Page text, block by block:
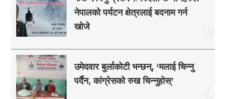
नेपालको पर्यटन क्षेत्रलाई बदनाम गर्न
खोजे
उमेदवार बुर्लाकोटी भन्छन्, ‘मलाई चिन्नु
पर्दैन, कांग्रेसको रुख चिन्नुहोस्’